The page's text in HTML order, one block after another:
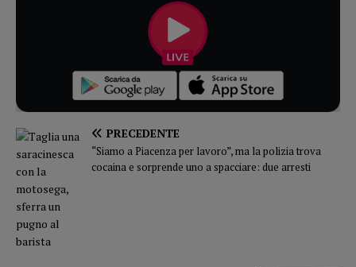
PRECEDENTE
“Siamo a Piacenza per lavoro”, ma la polizia trova
cocaina e sorprende uno a spacciare: due arresti